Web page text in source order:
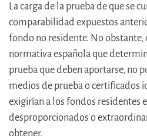
La carga de la prueba de que se
comparabilidad expuestos
fondo no residente. No obstante,
normativa española que
prueba que deben aportarse, no
medios de prueba o certificados
exigirían a los fondos residentes
desproporcionados o
obtener.